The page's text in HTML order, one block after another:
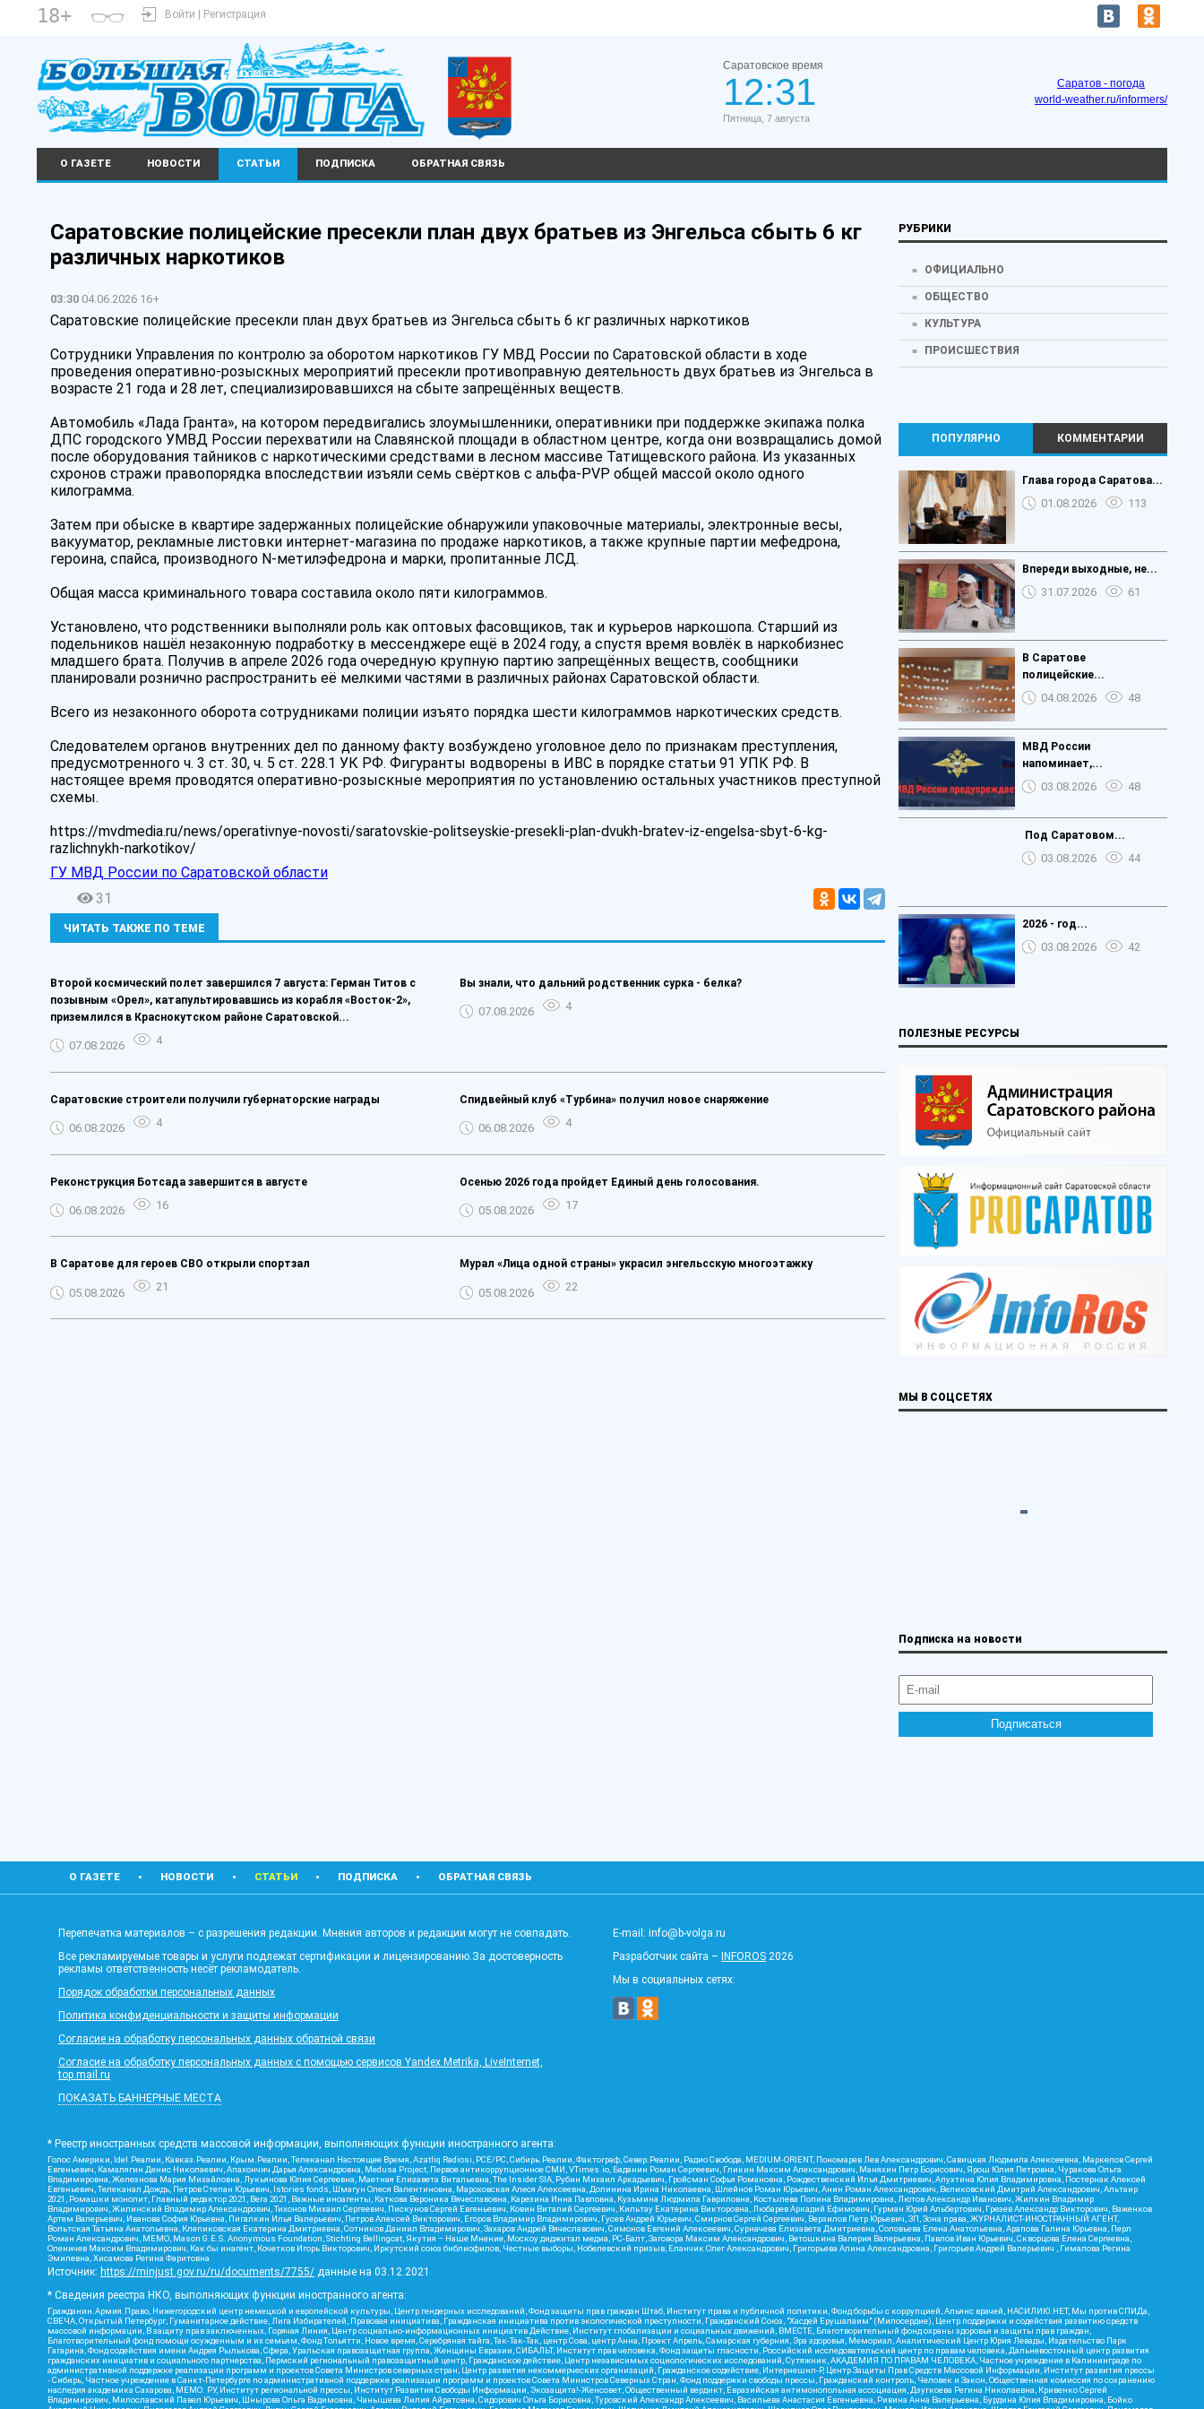
18+ Войти | Регистрация
Саратовское время
12:31
Пятница, 7 августа
Саратов - погода
world-weather.ru/informers/
О ГАЗЕТЕ НОВОСТИ СТАТЬИ ПОДПИСКА ОБРАТНАЯ СВЯЗЬ
️Саратовские полицейские пресекли план двух братьев из Энгельса сбыть 6 кг
различных наркотиков
03:30 04.06.2026 16+
️Саратовские полицейские пресекли план двух братьев из Энгельса сбыть 6 кг различных наркотиков
Сотрудники Управления по контролю за оборотом наркотиков ГУ МВД России по Саратовской области в ходе
проведения оперативно-розыскных мероприятий пресекли противоправную деятельность двух братьев из Энгельса в
возрасте 21 года и 28 лет, специализировавшихся на сбыте запрещённых веществ.
Автомобиль «Лада Гранта», на котором передвигались злоумышленники, оперативники при поддержке экипажа полка
ДПС городского УМВД России перехватили на Славянской площади в областном центре, когда они возвращались домой
после оборудования тайников с наркотическими средствами в лесном массиве Татищевского района. Из указанных
схронов стражи правопорядка впоследствии изъяли семь свёртков с альфа-PVP общей массой около одного
килограмма.
Затем при обыске в квартире задержанных полицейские обнаружили упаковочные материалы, электронные весы,
вакууматор, рекламные листовки интернет-магазина по продаже наркотиков, а также крупные партии мефедрона,
героина, спайса, производного N-метилэфедрона и марки, пропитанные ЛСД.
Общая масса криминального товара составила около пяти килограммов.
Установлено, что родственники выполняли роль как оптовых фасовщиков, так и курьеров наркошопа. Старший из
подельников нашёл незаконную подработку в мессенджере ещё в 2024 году, а спустя время вовлёк в наркобизнес
младшего брата. Получив в апреле 2026 года очередную крупную партию запрещённых веществ, сообщники
планировали рознично распространить её мелкими частями в различных районах Саратовской области.
Всего из незаконного оборота сотрудниками полиции изъято порядка шести килограммов наркотических средств.
Следователем органов внутренних дел по данному факту возбуждено уголовное дело по признакам преступления,
предусмотренного ч. 3 ст. 30, ч. 5 ст. 228.1 УК РФ. Фигуранты водворены в ИВС в порядке статьи 91 УПК РФ. В
настоящее время проводятся оперативно-розыскные мероприятия по установлению остальных участников преступной
схемы.
https://mvdmedia.ru/news/operativnye-novosti/saratovskie-politseyskie-presekli-plan-dvukh-bratev-iz-engelsa-sbyt-6-kg-
razlichnykh-narkotikov/
ГУ МВД России по Саратовской области
31
ЧИТАТЬ ТАКЖЕ ПО ТЕМЕ
Второй космический полет завершился 7 августа: Герман Титов с
позывным «Орел», катапультировавшись из корабля «Восток-2»,
приземлился в Краснокутском районе Саратовской...
07.08.2026 4
Вы знали, что дальний родственник сурка - белка?
07.08.2026 4
Саратовские строители получили губернаторские награды
06.08.2026 4
Спидвейный клуб «Турбина» получил новое снаряжение
06.08.2026 4
Реконструкция Ботсада завершится в августе
06.08.2026 16
Осенью 2026 года пройдет Единый день голосования.
05.08.2026 17
В Саратове для героев СВО открыли спортзал
05.08.2026 21
Мурал «Лица одной страны» украсил энгельсскую многоэтажку
05.08.2026 22
РУБРИКИ
ОФИЦИАЛЬНО
ОБЩЕСТВО
КУЛЬТУРА
ПРОИСШЕСТВИЯ
ПОПУЛЯРНО КОММЕНТАРИИ
️Глава города Саратова...
01.08.2026 113
Впереди выходные, не...
31.07.2026 61
В Саратове
полицейские...
04.08.2026 48
МВД России
напоминает,...
03.08.2026 48
️ Под Саратовом...
03.08.2026 44
2026 - год...
03.08.2026 42
ПОЛЕЗНЫЕ РЕСУРСЫ
МЫ В СОЦСЕТЯХ
Подписка на новости
О ГАЗЕТЕ НОВОСТИ СТАТЬИ ПОДПИСКА ОБРАТНАЯ СВЯЗЬ
Перепечатка материалов – с разрешения редакции. Мнения авторов и редакции могут не совпадать.
Все рекламируемые товары и услуги подлежат сертификации и лицензированию.За достоверность
рекламы ответственность несёт рекламодатель.
Порядок обработки персональных данных
Политика конфиденциальности и защиты информации
Согласие на обработку персональных данных обратной связи
Согласие на обработку персональных данных с помощью сервисов Yandex.Metrika, LiveInternet,
top.mail.ru
ПОКАЗАТЬ БАННЕРНЫЕ МЕСТА
E-mail: info@b-volga.ru
Разработчик сайта –
INFOROS 2026
Мы в социальных сетях:
* Реестр иностранных средств массовой информации, выполняющих функции иностранного агента:
Голос Америки, Idel.Реалии, Кавказ.Реалии, Крым.Реалии, Телеканал Настоящее Время, Azatliq Radiosi, PCE/PC, Сибирь.Реалии, Фактограф, Север.Реалии, Радио Свобода, MEDIUM-ORIENT, Пономарев Лев Александрович, Савицкая Людмила Алексеевна, Маркелов Сергей
Евгеньевич, Камалягин Денис Николаевич, Апахончич Дарья Александровна, Medusa Project, Первое антикоррупционное СМИ, VTimes.io, Баданин Роман Сергеевич, Гликин Максим Александрович, Маняхин Петр Борисович, Ярош Юлия Петровна, Чуракова Ольга
Владимировна, Железнова Мария Михайловна, Лукьянова Юлия Сергеевна, Маетная Елизавета Витальевна, The Insider SIA, Рубин Михаил Аркадьевич, Гройсман Софья Романовна, Рождественский Илья Дмитриевич, Апухтина Юлия Владимировна, Постернак Алексей
Евгеньевич, Телеканал Дождь, Петров Степан Юрьевич, Istories fonds, Шмагун Олеся Валентиновна, Мароховская Алеся Алексеевна, Долинина Ирина Николаевна, Шлейнов Роман Юрьевич, Анин Роман Александрович, Великовский Дмитрий Александрович, Альтаир
2021, Ромашки монолит, Главный редактор 2021, Вега 2021, Важные иноагенты, Каткова Вероника Вячеславовна, Карезина Инна Павловна, Кузьмина Людмила Гавриловна, Костылева Полина Владимировна, Лютов Александр Иванович, Жилкин Владимир
Владимирович, Жилинский Владимир Александрович, Тихонов Михаил Сергеевич, Пискунов Сергей Евгеньевич, Ковин Виталий Сергеевич, Кильтау Екатерина Викторовна, Любарев Аркадий Ефимович, Гурман Юрий Альбертович, Грезев Александр Викторович, Важенков
Артем Валерьевич, Иванова София Юрьевна, Пигалкин Илья Валерьевич, Петров Алексей Викторович, Егоров Владимир Владимирович, Гусев Андрей Юрьевич, Смирнов Сергей Сергеевич, Верзилов Петр Юрьевич, ЗП, Зона права, ЖУРНАЛИСТ-ИНОСТРАННЫЙ АГЕНТ,
Вольтская Татьяна Анатольевна, Клепиковская Екатерина Дмитриевна, Сотников Даниил Владимирович, Захаров Андрей Вячеславович, Симонов Евгений Алексеевич, Сурначева Елизавета Дмитриевна, Соловьева Елена Анатольевна, Арапова Галина Юрьевна, Перл
Роман Александрович, МЕМО, Mason G.E.S. Anonymous Foundation, Stichting Bellingcat, Якутия – Наше Мнение, Москоу диджитал медиа, РС-Балт, Заговора Максим Александрович, Ветошкина Валерия Валерьевна, Павлов Иван Юрьевич, Скворцова Елена Сергеевна,
Оленичев Максим Владимирович, Как бы инагент, Кочетков Игорь Викторович, Иркутский союз библиофилов, Честные выборы, Нобелевский призыв, Еланчик Олег Александрович, Григорьева Алина Александровна, Григорьев Андрей Валерьевич , Гималова Регина
Эмилевна, Хисамова Регина Фаритовна
Источник: https://minjust.gov.ru/ru/documents/7755/ данные на 03.12.2021
* Сведения реестра НКО, выполняющих функции иностранного агента:
Гражданин.Армия.Право, Нижегородский центр немецкой и европейской культуры, Центр гендерных исследований, Фонд защиты прав граждан Штаб, Институт права и публичной политики, Фонд борьбы с коррупцией, Альянс врачей, НАСИЛИЮ.НЕТ, Мы против СПИДа,
СВЕЧА, Открытый Петербург, Гуманитарное действие, Лига Избирателей, Правовая инициатива, Гражданская инициатива против экологической преступности, Гражданский Союз, "Хасдей Ерушалаим" (Милосердие), Центр поддержки и содействия развитию средств
массовой информации, В защиту прав заключенных, Горячая Линия, Центр социально-информационных инициатив Действие, Институт глобализации и социальных движений, ВМЕСТЕ, Благотворительный фонд охраны здоровья и защиты прав граждан,
Благотворительный фонд помощи осужденным и их семьям, Фонд Тольятти, Новое время, Серебряная тайга, Так-Так-Так, центр Сова, центр Анна, Проект Апрель, Самарская губерния, Эра здоровья, Мемориал, Аналитический Центр Юрия Левады, Издательство Парк
Гагарина, Фонд содействия имени Андрея Рылькова, Сфера, Уральская правозащитная группа, Женщины Евразии, СИБАЛЬТ, Институт прав человека, Фонд защиты гласности, Российский исследовательский центр по правам человека, Дальневосточный центр развития
гражданских инициатив и социального партнерства, Пермский региональный правозащитный центр, Гражданское действие, Центр независимых социологических исследований, Сутяжник, АКАДЕМИЯ ПО ПРАВАМ ЧЕЛОВЕКА, Частное учреждение в Калининграде по
административной поддержке реализации программ и проектов Совета Министров северных стран, Центр развития некоммерческих организаций, Гражданское содействие, Интернешнл-Р, Центр Защиты Прав Средств Массовой Информации, Институт развития прессы
- Сибирь, Частное учреждение в Санкт-Петербурге по административной поддержке реализации программ и проектов Совета Министров Северных Стран, Фонд поддержки свободы прессы, Гражданский контроль, Человек и Закон, Общественная комиссия по сохранению
наследия академика Сахарова, МЕМО. РУ, Институт региональной прессы, Институт Развития Свободы Информации, Экозащита!-Женсовет, Общественный вердикт, Евразийская антимонопольная ассоциация, Дзугкоева Регина Николаевна, Кривенко Сергей
Владимирович, Милославский Павел Юрьевич, Шнырова Ольга Вадимовна, Чанышева Лилия Айратовна, Сидорович Ольга Борисовна, Туровский Александр Алексеевич, Васильева Анастасия Евгеньевна, Ривина Анна Валерьевна, Бурдина Юлия Владимировна, Бойко